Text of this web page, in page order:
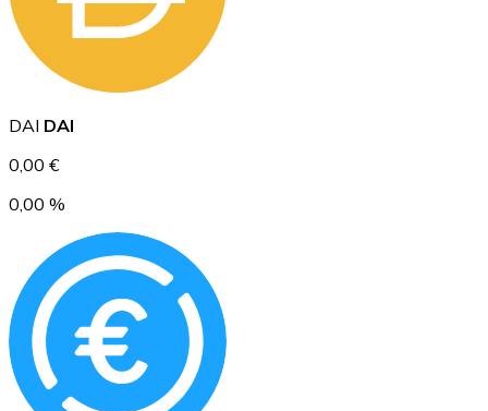
Ethereum
ETH
DAI DAI
0,00 €
0,00 %